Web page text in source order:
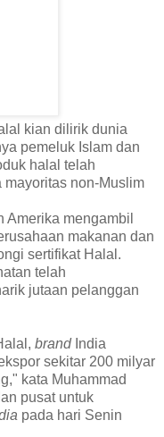
kian dilirik dunia
pemeluk Islam dan
halal telah
mayoritas non-Muslim
Amerika mengambil
makanan dan
sertifikat Halal.
telah
jutaan pelanggan
brandIndia
sekitar 200 milyar
kata Muhammad
pusat untuk
pada hari Senin